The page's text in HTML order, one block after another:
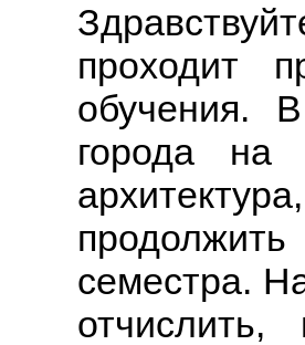
проходит
обучения.
города на
семестра.